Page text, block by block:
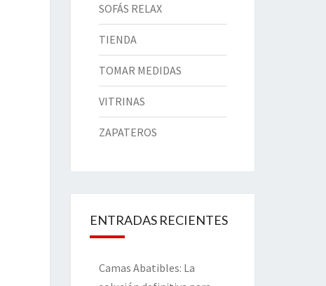
SOFÁS RELAX
TIENDA
TOMAR MEDIDAS
VITRINAS
ZAPATEROS
ENTRADAS RECIENTES
Camas Abatibles: La